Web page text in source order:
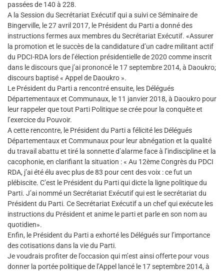
passées de 140 à 228.
A la Session du Secrétariat Exécutif qui a suivi ce Séminaire de
Bingerville, le 27 avril 2017, le Président du Parti a donné des
instructions fermes aux membres du Secrétariat Exécutif. «Assurer
la promotion et le succès de la candidature d’un cadre militant actif
du PDCI-RDA lors de l’élection présidentielle de 2020 comme inscrit
dans le discours que j’ai prononcé le 17 septembre 2014, à Daoukro;
discours baptisé « Appel de Daoukro ».
Le Président du Parti a rencontré ensuite, les Délégués
Départementaux et Communaux, le 11 janvier 2018, à Daoukro pour
leur rappeler que tout Parti Politique se crée pour la conquête et
l’exercice du Pouvoir.
A cette rencontre, le Président du Parti a félicité les Délégués
Départementaux et Communaux pour leur abnégation et la qualité
du travail abattu et tiré la sonnette d’alarme face à l’indiscipline et la
cacophonie, en clarifiant la situation : « Au 12ème Congrès du PDCI
RDA, j’ai été élu avec plus de 83 pour cent des voix : ce fut un
plébiscite. C’est le Président du Parti qui dicte la ligne politique du
Parti. J’ai nommé un Secrétariat Exécutif qui est le secrétariat du
Président du Parti. Ce Secrétariat Exécutif a un chef qui exécute les
instructions du Président et anime le parti et parle en son nom au
quotidien».
Enfin, le Président du Parti a exhorté les Délégués sur l’importance
des cotisations dans la vie du Parti.
Je voudrais profiter de l’occasion qui m’est ainsi offerte pour vous
donner la portée politique de l’Appel lancé le 17 septembre 2014, à